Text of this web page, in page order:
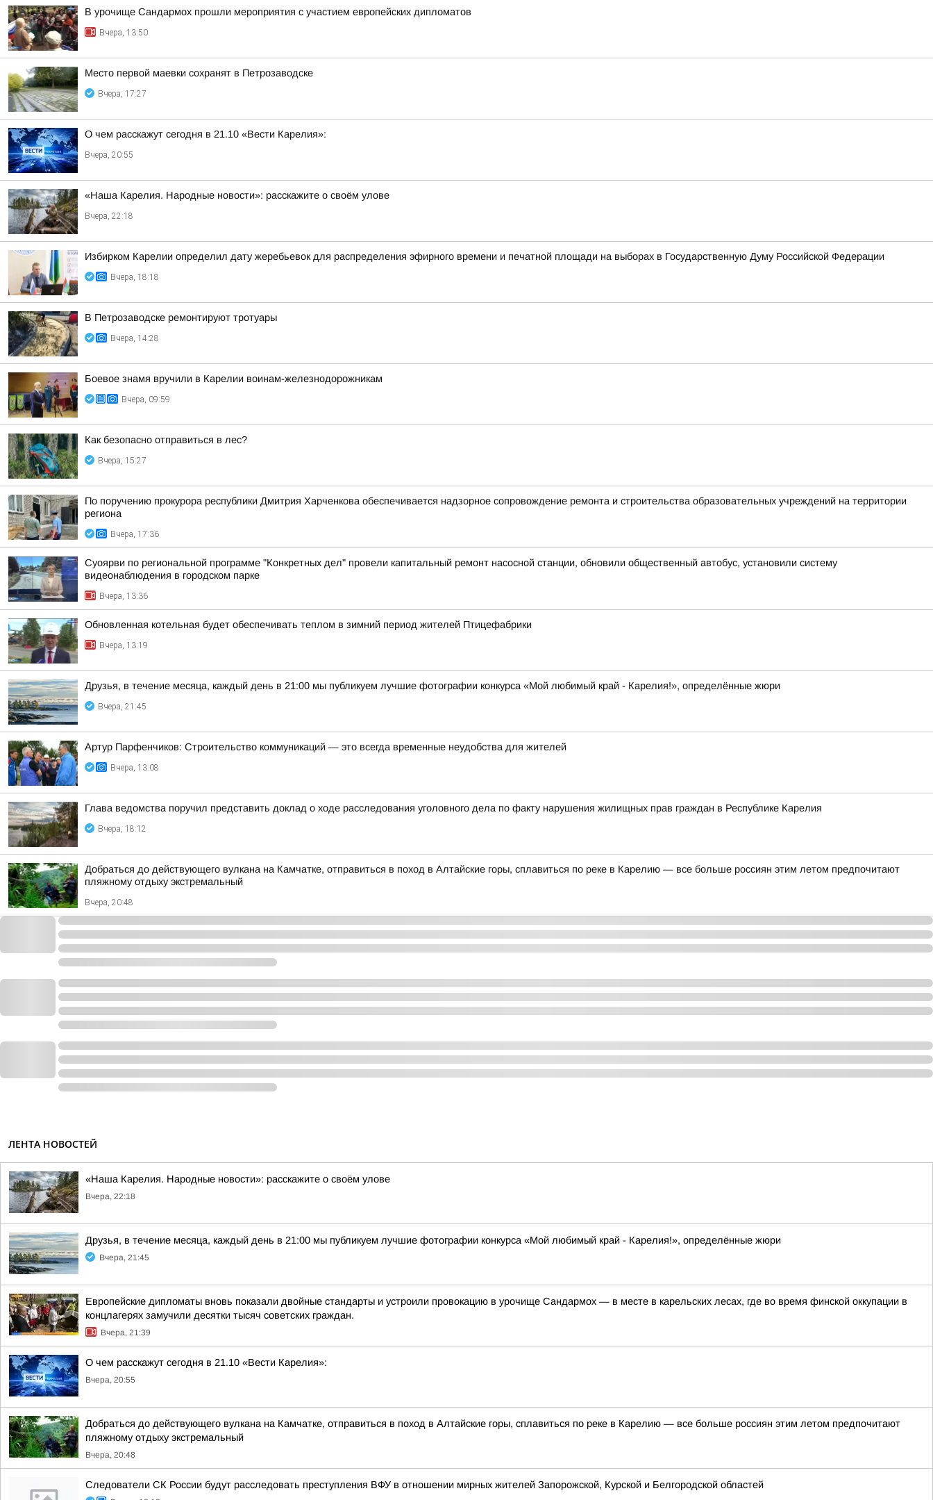
В урочище Сандармох прошли мероприятия с участием европейских дипломатов
Вчера, 13:50
Место первой маевки сохранят в Петрозаводске
Вчера, 17:27
О чем расскажут сегодня в 21.10 «Вести Карелия»:
Вчера, 20:55
«Наша Карелия. Народные новости»: расскажите о своём улове
Вчера, 22:18
Избирком Карелии определил дату жеребьевок для распределения эфирного времени и печатной площади на выборах в Государственную Думу Российской Федерации
Вчера, 18:18
В Петрозаводске ремонтируют тротуары
Вчера, 14:28
Боевое знамя вручили в Карелии воинам-железнодорожникам
Вчера, 09:59
Как безопасно отправиться в лес?
Вчера, 15:27
По поручению прокурора республики Дмитрия Харченкова обеспечивается надзорное сопровождение ремонта и строительства образовательных учреждений на территории
региона
Вчера, 17:36
Суоярви по региональной программе "Конкретных дел" провели капитальный ремонт насосной станции, обновили общественный автобус, установили систему
видеонаблюдения в городском парке
Вчера, 13:36
Обновленная котельная будет обеспечивать теплом в зимний период жителей Птицефабрики
Вчера, 13:19
Друзья, в течение месяца, каждый день в 21:00 мы публикуем лучшие фотографии конкурса «Мой любимый край - Карелия!», определённые жюри
Вчера, 21:45
Артур Парфенчиков: Строительство коммуникаций — это всегда временные неудобства для жителей
Вчера, 13:08
Глава ведомства поручил представить доклад о ходе расследования уголовного дела по факту нарушения жилищных прав граждан в Республике Карелия
Вчера, 18:12
Добраться до действующего вулкана на Камчатке, отправиться в поход в Алтайские горы, сплавиться по реке в Карелию — все больше россиян этим летом предпочитают
пляжному отдыху экстремальный
Вчера, 20:48
ЛЕНТА НОВОСТЕЙ
«Наша Карелия. Народные новости»: расскажите о своём улове
Вчера, 22:18
Друзья, в течение месяца, каждый день в 21:00 мы публикуем лучшие фотографии конкурса «Мой любимый край - Карелия!», определённые жюри
Вчера, 21:45
Европейские дипломаты вновь показали двойные стандарты и устроили провокацию в урочище Сандармох — в месте в карельских лесах, где во время финской оккупации в
концлагерях замучили десятки тысяч советских граждан.
Вчера, 21:39
О чем расскажут сегодня в 21.10 «Вести Карелия»:
Вчера, 20:55
Добраться до действующего вулкана на Камчатке, отправиться в поход в Алтайские горы, сплавиться по реке в Карелию — все больше россиян этим летом предпочитают
пляжному отдыху экстремальный
Вчера, 20:48
Следователи СК России будут расследовать преступления ВФУ в отношении мирных жителей Запорожской, Курской и Белгородской областей